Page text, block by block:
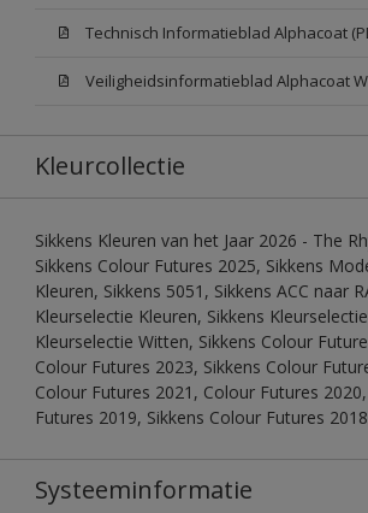
Technisch Informatieblad Alphacoat
Veiligheidsinformatieblad Alphacoat
Kleurcollectie
Sikkens Kleuren van het Jaar 2026 - The
Sikkens Colour Futures 2025, Sikkens
Kleuren, Sikkens 5051, Sikkens ACC naar
Kleurselectie Kleuren, Sikkens
Kleurselectie Witten, Sikkens Colour
Colour Futures 2023, Sikkens Colour
Colour Futures 2021, Colour Futures
Futures 2019, Sikkens Colour Futures 2018
Systeeminformatie